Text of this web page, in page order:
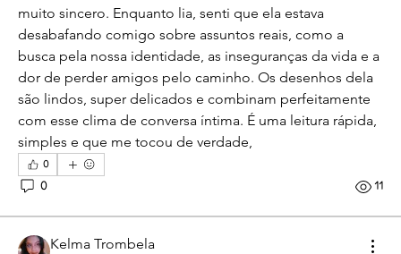
muito sincero. Enquanto lia, senti que ela estava
desabafando comigo sobre assuntos reais, como a
busca pela nossa identidade, as inseguranças da vida e a
dor de perder amigos pelo caminho. Os desenhos dela
são lindos, super delicados e combinam perfeitamente
com esse clima de conversa íntima. É uma leitura rápida,
simples e que me tocou de verdade,
0
0 11
Kelma Trombela